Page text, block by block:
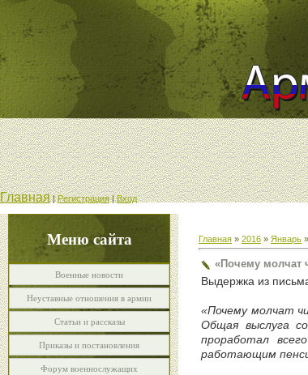
Главная|Регистрация|Вход
Меню сайта
Военные новости
Неуставные отношения в армии
Статьи и рассказы
Приказы и постановления
Форум военнослужащих
Главная » 2016 » Январь »
«Почему молчат
Выдержка из
«Почему молчат
Общая выслуга
проработал
работающим